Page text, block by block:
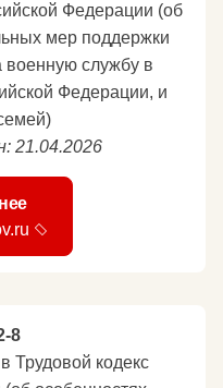
Федерации (об
мер поддержки
службу в
Федерации, и
21.04.2026
8
Трудовой кодекс